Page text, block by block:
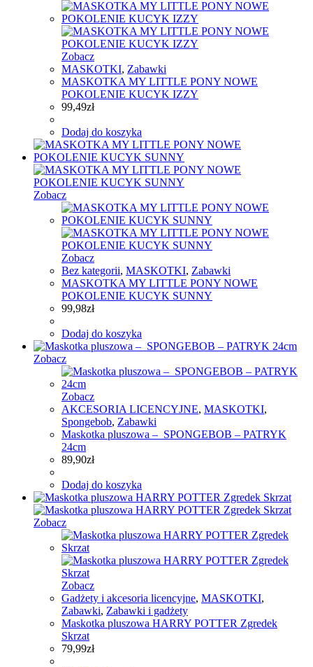
Zobacz
MASKOTKI, Zabawki
MASKOTKA MY LITTLE PONY NOWE
POKOLENIE KUCYK IZZY
99,49zł
Dodaj do koszyka
Zobacz
Zobacz
Bez kategorii, MASKOTKI, Zabawki
MASKOTKA MY LITTLE PONY NOWE
POKOLENIE KUCYK SUNNY
99,98zł
Dodaj do koszyka
Zobacz
Zobacz
AKCESORIA LICENCYJNE, MASKOTKI,
Spongebob, Zabawki
Maskotka pluszowa – SPONGEBOB – PATRYK
24cm
89,90zł
Dodaj do koszyka
Zobacz
Zobacz
Gadżety i akcesoria licencyjne, MASKOTKI,
Zabawki, Zabawki i gadżety
Maskotka pluszowa HARRY POTTER Zgredek
Skrzat
79,99zł